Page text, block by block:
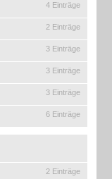
4 Einträge
2 Einträge
3 Einträge
3 Einträge
3 Einträge
6 Einträge
2 Einträge